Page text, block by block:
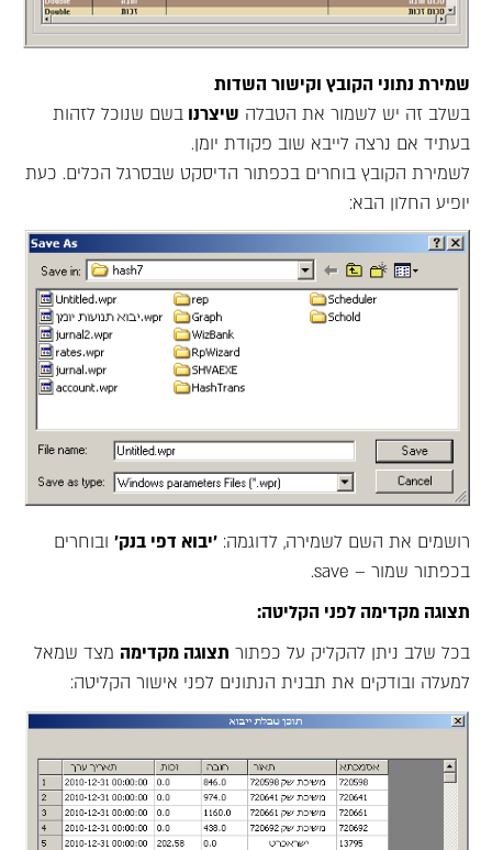
שמירת נתוני הקובץ וקישור השדות
בשלב זה יש לשמור את הטבלה שיצרנו בשם שנוכל לזהות
בעתיד אם נרצה לייבא שוב פקודת יומן.
לשמירת הקובץ בוחרים בכפתור הדיסקט שבסרגל הכלים. כעת
יופיע החלון הבא:
רושמים את השם לשמירה, לדוגמה: 'יבוא דפי בנק' ובוחרים
בכפתור שמור – save.
תצוגה מקדימה לפני הקליטה:
בכל שלב ניתן להקליק על כפתור תצוגה מקדימה מצד שמאל
למעלה ובודקים את תבנית הנתונים לפני אישור הקליטה: